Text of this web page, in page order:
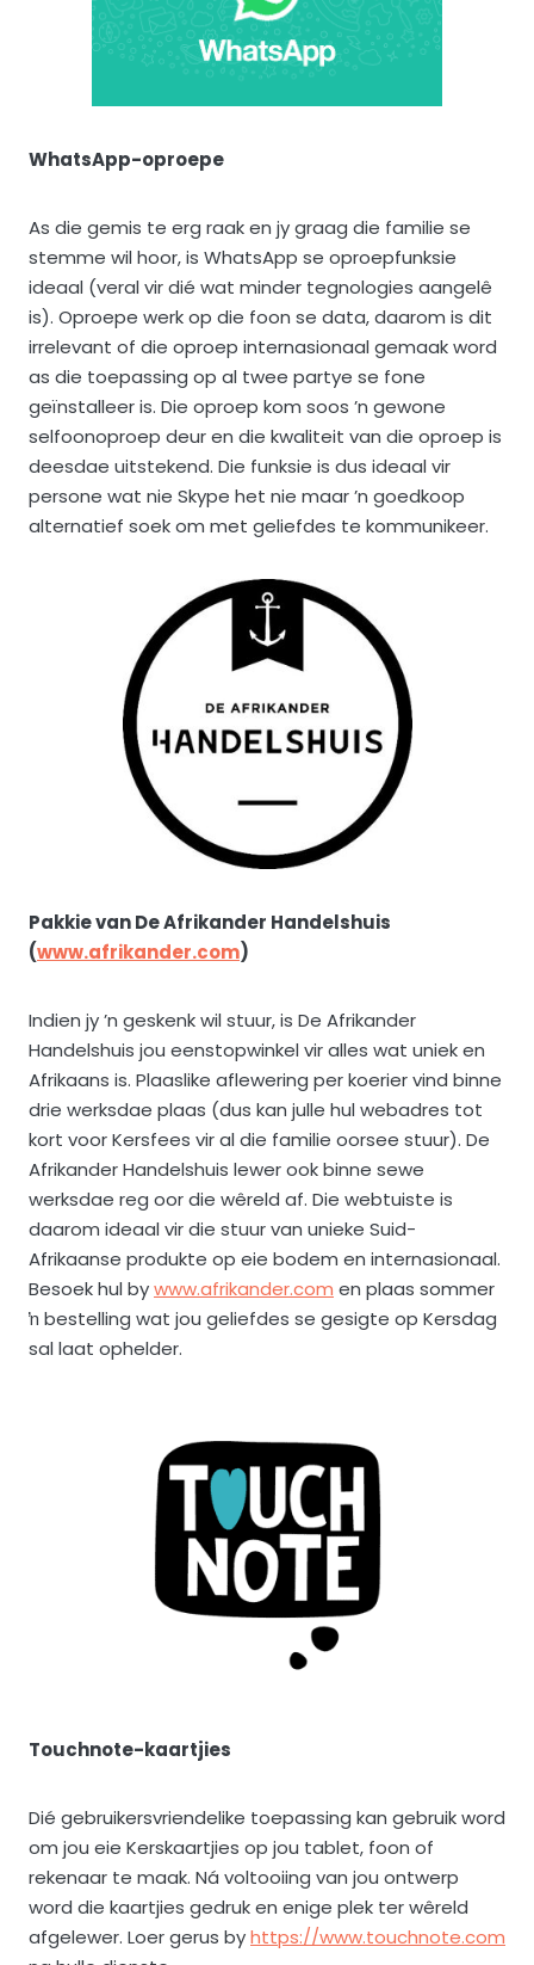
WhatsApp-oproepe
As die gemis te erg raak en jy graag die familie se
stemme wil hoor, is WhatsApp se oproepfunksie
ideaal (veral vir dié wat minder tegnologies aangelê
is). Oproepe werk op die foon se data, daarom is dit
irrelevant of die oproep internasionaal gemaak word
as die toepassing op al twee partye se fone
geïnstalleer is. Die oproep kom soos ’n gewone
selfoonoproep deur en die kwaliteit van die oproep is
deesdae uitstekend. Die funksie is dus ideaal vir
persone wat nie Skype het nie maar ’n goedkoop
alternatief soek om met geliefdes te kommunikeer.
Pakkie van De Afrikander Handelshuis
(www.afrikander.com)
Indien jy ’n geskenk wil stuur, is De Afrikander
Handelshuis jou eenstopwinkel vir alles wat uniek en
Afrikaans is. Plaaslike aflewering per koerier vind binne
drie werksdae plaas (dus kan julle hul webadres tot
kort voor Kersfees vir al die familie oorsee stuur). De
Afrikander Handelshuis lewer ook binne sewe
werksdae reg oor die wêreld af. Die webtuiste is
daarom ideaal vir die stuur van unieke Suid-
Afrikaanse produkte op eie bodem en internasionaal.
Besoek hul bywww.afrikander.com en plaas sommer
ŉ bestelling wat jou geliefdes se gesigte op Kersdag
sal laat ophelder.
Touchnote-kaartjies
Dié gebruikersvriendelike toepassing kan gebruik word
om jou eie Kerskaartjies op jou tablet, foon of
rekenaar te maak. Ná voltooiing van jou ontwerp
word die kaartjies gedruk en enige plek ter wêreld
afgelewer. Loer gerus byhttps://www.touchnote.com